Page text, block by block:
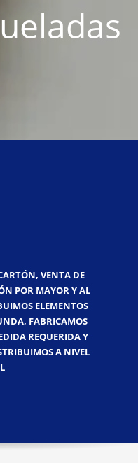
VENTA DE
POR MAYOR Y AL
ELEMENTOS
FABRICAMOS
REQUERIDA Y
A NIVEL